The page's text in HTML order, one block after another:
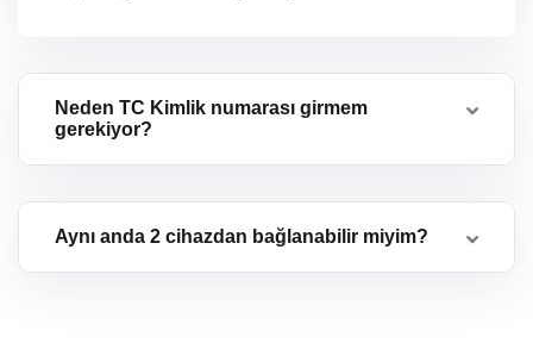
Neden TC Kimlik numarası girmem
gerekiyor?
Aynı anda 2 cihazdan bağlanabilir miyim?